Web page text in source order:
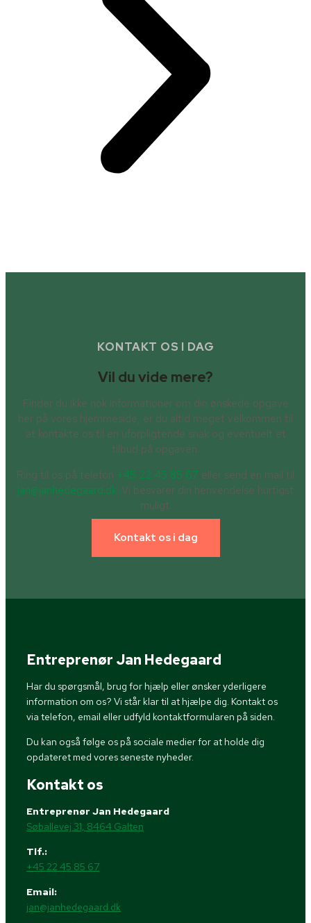
KONTAKT OS I DAG
Vil du vide mere?
Finder du ikke nok informationer om din ønskede opgave
her på vores hjemmeside, er du altid meget velkommen til
at kontakte os til en uforpligtende snak og eventuelt et
tilbud på opgaven.
Ring til os på telefon +45 22 45 85 67 eller send en mail til
jan@janhedegaard.dk. Vi besvarer din henvendelse hurtigst
muligt.
Kontakt os i dag
Entreprenør Jan Hedegaard
Har du spørgsmål, brug for hjælp eller ønsker yderligere
information om os? Vi står klar til at hjælpe dig. Kontakt os
via telefon, email eller udfyld kontaktformularen på siden.
Du kan også følge os på sociale medier for at holde dig
opdateret med vores seneste nyheder.
Kontakt os
Entreprenør Jan Hedegaard
Søballevej 31, 8464 Galten
Tlf.:
+45 22 45 85 67
Email:
jan@janhedegaard.dk